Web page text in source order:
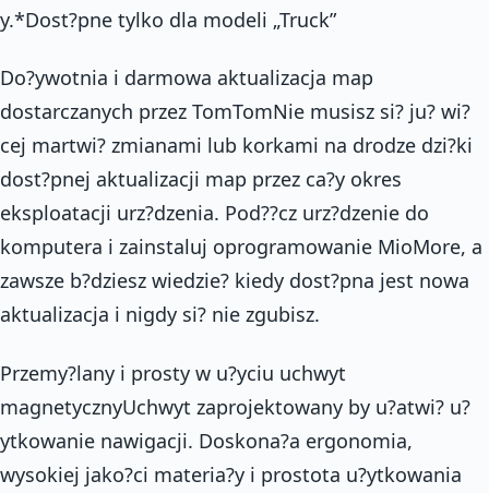
y.*Dost?pne tylko dla modeli „Truck”
Do?ywotnia i darmowa aktualizacja map
dostarczanych przez TomTomNie musisz si? ju? wi?
cej martwi? zmianami lub korkami na drodze dzi?ki
dost?pnej aktualizacji map przez ca?y okres
eksploatacji urz?dzenia. Pod??cz urz?dzenie do
komputera i zainstaluj oprogramowanie MioMore, a
zawsze b?dziesz wiedzie? kiedy dost?pna jest nowa
aktualizacja i nigdy si? nie zgubisz.
Przemy?lany i prosty w u?yciu uchwyt
magnetycznyUchwyt zaprojektowany by u?atwi? u?
ytkowanie nawigacji. Doskona?a ergonomia,
wysokiej jako?ci materia?y i prostota u?ytkowania